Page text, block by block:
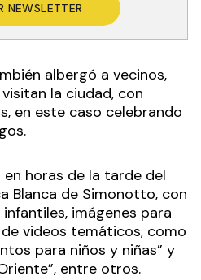
NEWSLETTER
albergó a vecinos,
la ciudad, con
en este caso celebrando
horas de la tarde del
Blanca de Simonotto, con
imágenes para
videos temáticos, como
para niños y niñas” y
entre otros.